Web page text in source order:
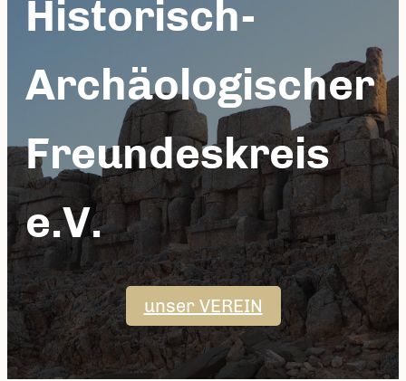
Historisch-
Archäologischer
Freundeskreis
e.V.
unser VEREIN